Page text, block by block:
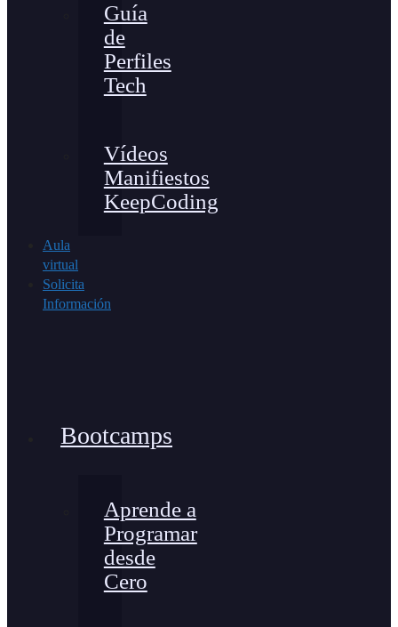
Guía
de
Perfiles
Tech
Vídeos
Manifiestos
KeepCoding
Aula
virtual
Solicita
Información
Bootcamps
Aprende a
Programar
desde
Cero